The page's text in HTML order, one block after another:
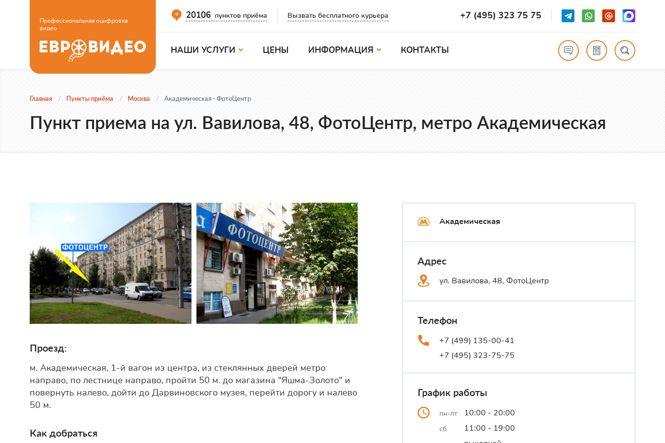
Профессиональная оцифровка
видео
20106 пунктов приёма Вызвать бесплатного курьера +7 (495) 323 75 75
НАШИ УСЛУГИ ЦЕНЫ ИНФОРМАЦИЯ КОНТАКТЫ
Главная Пункты приёма Москва Академическая - ФотоЦентр
Пункт приема на ул. Вавилова, 48, ФотоЦентр, метро Академическая
Проезд:
м. Академическая, 1-й вагон из центра, из стеклянных дверей метро
направо, по лестнице направо, пройти 50 м. до магазина "Яшма-Золото" и
повернуть налево, дойти до Дарвиновского музея, перейти дорогу и налево
50 м.
Как добраться
Академическая
Адрес
ул. Вавилова, 48, ФотоЦентр
Телефон
+7 (499) 135-00-41
+7 (495) 323-75-75
График работы
пн-пт 10:00 - 20:00
сб 11:00 - 19:00